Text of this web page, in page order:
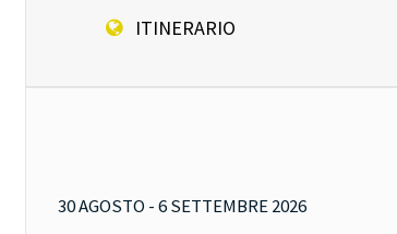
ITINERARIO
30 AGOSTO - 6 SETTEMBRE 2026